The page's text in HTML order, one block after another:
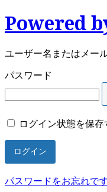
Powered
ユーザー名またはメー
パスワード
ログイン状態を保存
パスワードをお忘れで